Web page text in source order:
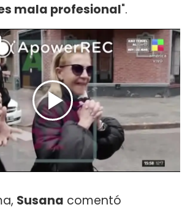
mala profesional".
Susana comentó